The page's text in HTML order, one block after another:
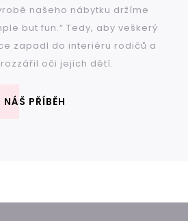
našeho nábytku držíme
but fun.“ Tedy, aby veškerý
zapadl do interiéru rodičů a
oči jejich dětí.
NÁŠ PŘÍBĚH